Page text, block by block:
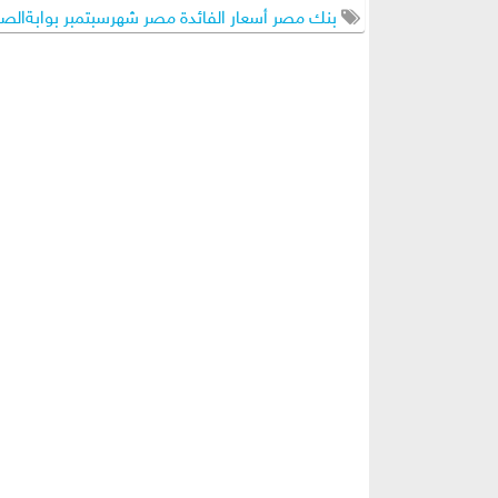
بنك مصر أسعار الفائدة مصر شهرسبتمبر